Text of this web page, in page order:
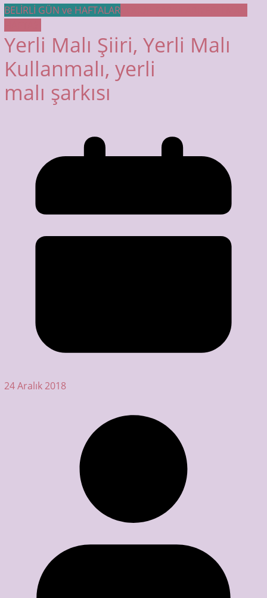
BELİRLİ GÜN ve HAFTALARÇOCUK ŞARKILARI
Yerli Malı Şiiri, Yerli Malı
Kullanmalı, yerli
malı şarkısı
24 Aralık 2018